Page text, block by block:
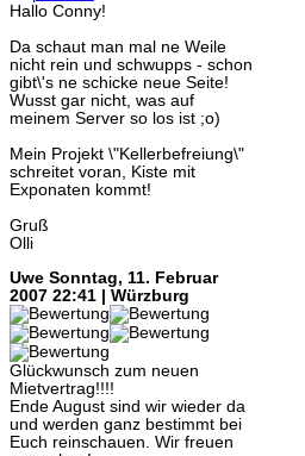
Hallo Conny!
Da schaut man mal ne Weile
nicht rein und schwupps - schon
gibt\'s ne schicke neue Seite!
Wusst gar nicht, was auf
meinem Server so los ist ;o)
Mein Projekt \"Kellerbefreiung\"
schreitet voran, Kiste mit
Exponaten kommt!
Gruß
Olli
Uwe Sonntag, 11. Februar
2007 22:41 | Würzburg
Glückwunsch zum neuen
Mietvertrag!!!!
Ende August sind wir wieder da
und werden ganz bestimmt bei
Euch reinschauen. Wir freuen